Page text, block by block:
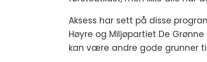
Aksess har sett på disse
Høyre og Miljøpartiet De
kan være andre gode grunner